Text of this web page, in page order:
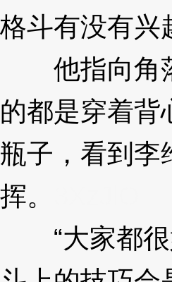
格斗有没有兴
他指向角
的都是穿着背
瓶子，看到李
挥。
“大家都很